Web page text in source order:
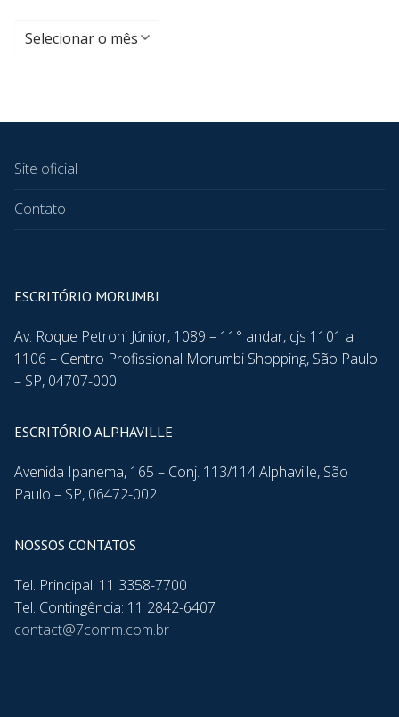
Site oficial
Contato
ESCRITÓRIO MORUMBI
Av. Roque Petroni Júnior, 1089 – 11° andar, cjs 1101 a
1106 – Centro Profissional Morumbi Shopping, São Paulo
– SP, 04707-000
ESCRITÓRIO ALPHAVILLE
Avenida Ipanema, 165 – Conj. 113/114 Alphaville, São
Paulo – SP, 06472-002
NOSSOS CONTATOS
Tel. Principal: 11 3358-7700
Tel. Contingência: 11 2842-6407
contact@7comm.com.br